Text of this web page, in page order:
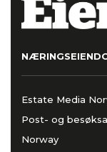
Estate Media
Post- og
Norway